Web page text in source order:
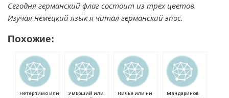
Сегодня германский флаг состоит из трех цветов.
Изучая немецкий язык я читал германский эпос.
Похожие:
Нетерпимо или
УмЕрший или
Ничье или ни
Мандаринов